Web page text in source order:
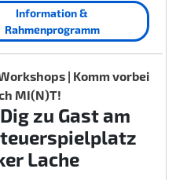
Information &
Rahmenprogramm
| Komm vorbei
MI(N)T!
zu Gast am
Lache